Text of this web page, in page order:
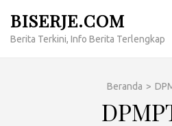
konten
BISERJE.COM
Berita Terkini, Info Berita Terlengkap
Beranda >